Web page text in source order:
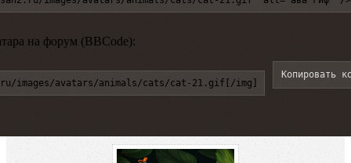
на форум (BBCode):
images/avatars/animals/cats/cat-21.gif[/img]
Копировать